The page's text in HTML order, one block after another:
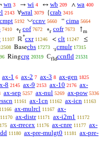
wn 3 → wi 4 ↔ wb 209 ∧ wa 400
2143 ∀wral 3079 {crab 3416
cmpt 5192 ◡ccnv 5660 “ cima 5664
7410 ∘f cof 7672 ∘r cofr 7673 ↑m
11107 ℝ*cxr 11246 < clt 11247 ≤
Basecbs 17273 .rcmulr 17315
Ringcrg 20319 ℂfldccnfld 21531
ax-1 6 ax-2 7 ax-3 8 ax-gen 1825
8 2145 ax-9 2153 ax-10 2176 ax-
ax-sep 5257 ax-nul 5269 ax-pow 5336
11161 ax-1cn 11162 ax-icn 11163
11166 ax-mulrcl 11167 ax-
11170 ax-distr 11171 ax-i2m1 11172
ax-rrecex 11176 ax-cnre 11177 ax-
11180 ax-pre-mulgt0 11181
ax-pre-